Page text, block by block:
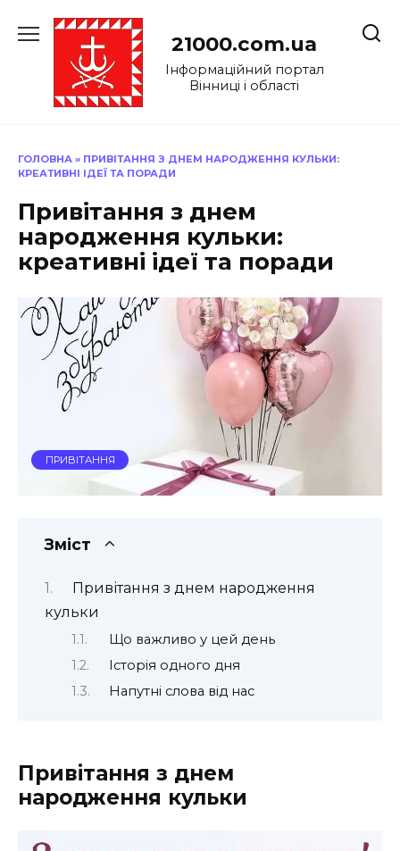
до
21000.com.ua
Інформаційний портал
Вінниці і області
ГОЛОВНА » ПРИВІТАННЯ З ДНЕМ НАРОДЖЕННЯ КУЛЬКИ:
КРЕАТИВНІ ІДЕЇ ТА ПОРАДИ
Привітання з днем
народження кульки:
креативні ідеї та поради
ПРИВІТАННЯ
Зміст
Привітання з днем народження
кульки
Що важливо у цей день
Історія одного дня
Напутні слова від нас
Привітання з днем
народження кульки